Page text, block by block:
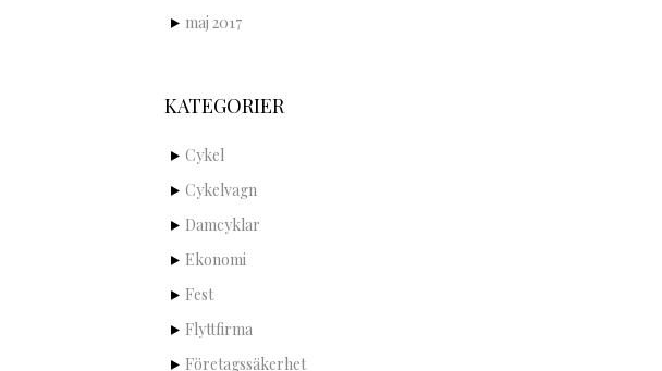
maj 2017
KATEGORIER
Cykel
Cykelvagn
Damcyklar
Ekonomi
Fest
Flyttfirma
Företagssäkerhet